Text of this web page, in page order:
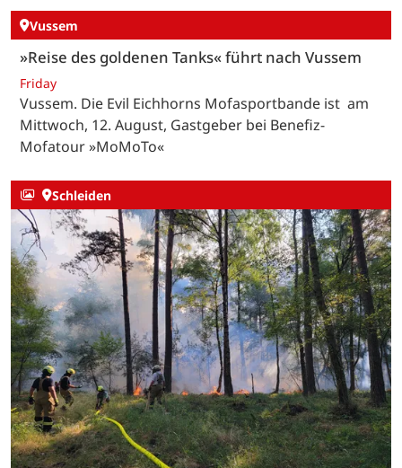
Vussem
»Reise des goldenen Tanks« führt nach Vussem
Friday
Vussem. Die Evil Eichhorns Mofasportbande ist am
Mittwoch, 12. August, Gastgeber bei Benefiz-
Mofatour »MoMoTo«
Schleiden